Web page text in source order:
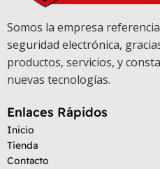
Somos la empresa
seguridad electrónica,
productos, servicios, y
nuevas tecnologías.
Enlaces Rápidos
Inicio
Tienda
Contacto